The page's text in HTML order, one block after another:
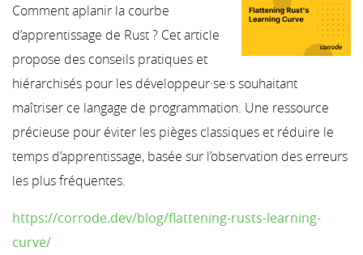
Comment aplanir la courbe
d’apprentissage de Rust ? Cet article
propose des conseils pratiques et
hiérarchisés pour les développeur·se·s souhaitant
maîtriser ce langage de programmation. Une ressource
précieuse pour éviter les pièges classiques et réduire le
temps d’apprentissage, basée sur l’observation des erreurs
les plus fréquentes.
https://corrode.dev/blog/flattening-rusts-learning-
curve/